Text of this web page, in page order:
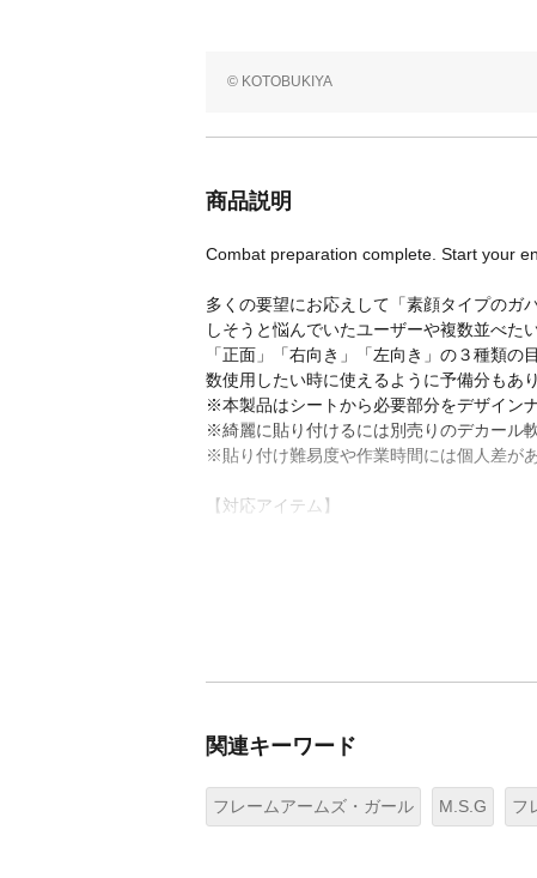
© KOTOBUKIYA
商品説明
Combat preparation complete. Start your
多くの要望にお応えして「素顔タイプのガ
しそうと悩んでいたユーザーや複数並べた
「正面」「右向き」「左向き」の３種類
数使用したい時に使えるように予備分もあり
※本製品はシートから必要部分をデザイン
※綺麗に貼り付けるには別売りのデカール
※貼り付け難易度や作業時間には個人差があ
【対応アイテム】
関連キーワード
フレームアームズ・ガール M.S.G フ